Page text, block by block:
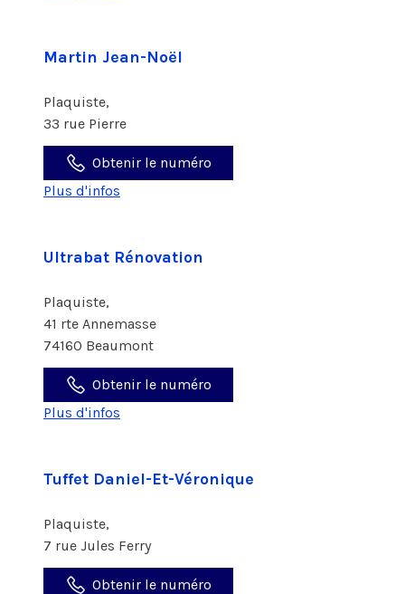
Martin Jean-Noël
Plaquiste,
33 rue Pierre
Obtenir le numéro
Plus d'infos
Ultrabat Rénovation
Plaquiste,
41 rte Annemasse
74160 Beaumont
Obtenir le numéro
Plus d'infos
Tuffet Daniel-Et-Véronique
Plaquiste,
7 rue Jules Ferry
Obtenir le numéro